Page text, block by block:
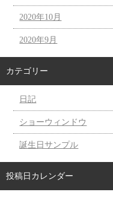
2020年10月
2020年9月
カテゴリー
日記
ショーウィンドウ
誕生日サンプル
投稿日カレンダー